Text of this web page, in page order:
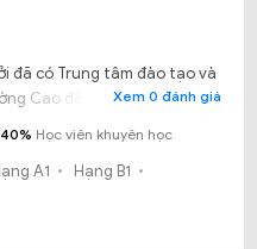
đã có Trung tâm đào tạo và
Cao đẳng nghề giao
Trung tâm đào tạo lái xe
phố Hồ Chí Minh việc
học lái xe đây là điều kiện
Xem 0 đánh giá
40% Học viên khuyên học
A1
Hạng B1